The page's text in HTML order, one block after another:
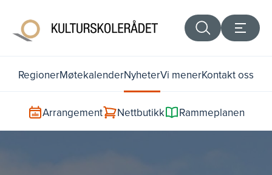
RegionerMøtekalenderNyheterVi menerKontakt oss
Arrangement Nettbutikk Rammeplanen